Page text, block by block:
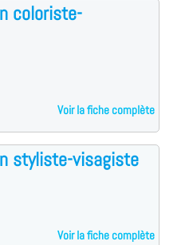
coloriste-
Voir la fiche complète
styliste-visagiste
Voir la fiche complète